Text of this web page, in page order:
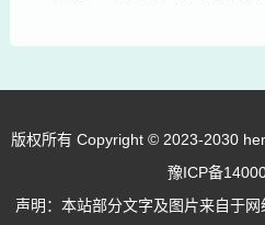
版权所有 Copyright © 2023-2030
豫ICP备
声明：本站部分文字及图片来自于